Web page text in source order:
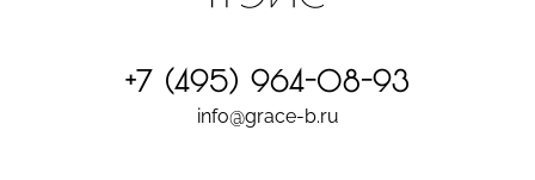
+7 (495) 964-08-93
info@grace-b.ru